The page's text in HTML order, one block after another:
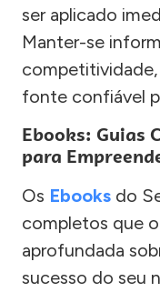
ser aplicado
Manter-se
fonte confiável
Ebooks: Guias
para
Os Ebooks do
completos que
aprofundada
sucesso do seu